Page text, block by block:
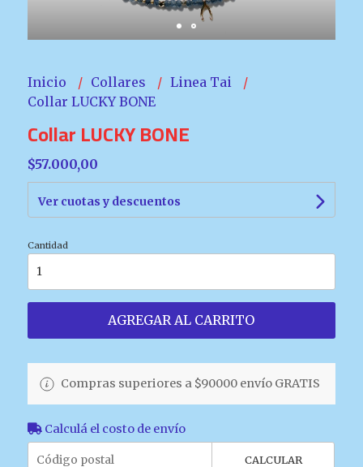
Inicio Collares
Linea Tai
Collar LUCKY BONE
Collar LUCKY BONE
$57.000,00
Ver cuotas y descuentos
Cantidad
AGREGAR AL CARRITO
Compras superiores a $90000 envío GRATIS
Calculá el costo de envío
CALCULAR